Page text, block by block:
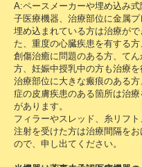
A:ペースメーカーや埋め込み
子医療機器、治療部位に金属
埋め込まれている方は治療がで
た、重度の心臓疾患を有する
創傷治癒に問題のある方、て
方、妊娠中授乳中の方も治療を
治療部位に大きな瘢痕のある
症の皮膚疾患のある箇所は治療
があります。
フィラーやスレッド、糸リフ
注射を受けた方は治療間隔を
ので、申し出てください。